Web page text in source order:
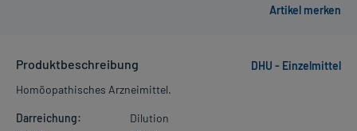
Produktbeschreibung
DHU - Einzelmittel
Homöopathisches Arzneimittel.
Darreichung:
Dilution